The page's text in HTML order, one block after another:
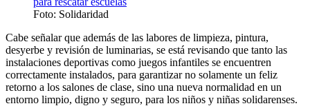
Foto: Solidaridad
Cabe señalar que además de las labores de limpieza, pintura,
desyerbe y revisión de luminarias, se está revisando que tanto las
instalaciones deportivas como juegos infantiles se encuentren
correctamente instalados, para garantizar no solamente un feliz
retorno a los salones de clase, sino una nueva normalidad en un
entorno limpio, digno y seguro, para los niños y niñas solidarenses.